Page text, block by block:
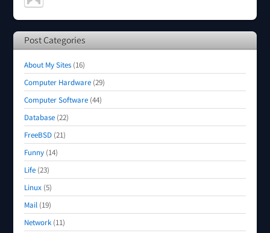
Post Categories
About My Sites (16)
Computer Hardware (29)
Computer Software (44)
Database (22)
FreeBSD (21)
Funny (14)
Life (23)
Linux (5)
Mail (19)
Network (11)